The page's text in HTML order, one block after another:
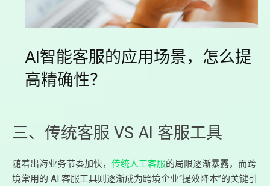
AI智能客服的应用场景，怎么提
高精确性？
三、传统客服 VS AI 客服工具
随着出海业务节奏加快， 传统人工客服的局限逐渐暴露，而跨
境常用的 AI 客服工具则逐渐成为跨境企业“提效降本”的关键引